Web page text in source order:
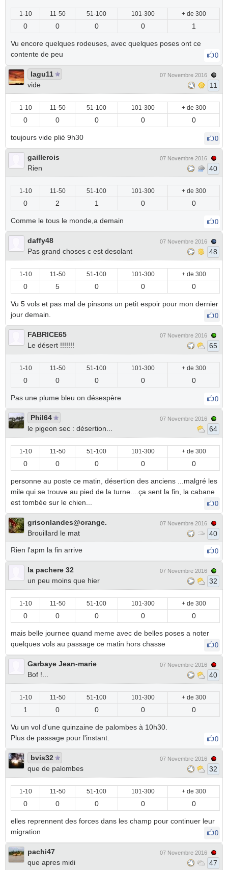
1-10 11-50 51-100 101-300 + de 300
0 0 0 0 1
Vu encore quelques rodeuses, avec quelques poses ont ce
contente de peu
0
lagu11
vide
07 Novembre 2016
11
1-10 11-50 51-100 101-300 + de 300
0 0 0 0 0
toujours vide plié 9h30 0
gaillerois
Rien
07 Novembre 2016
40
1-10 11-50 51-100 101-300 + de 300
0 2 1 0 0
Comme le tous le monde,a demain 0
daffy48
Pas grand choses c est desolant
07 Novembre 2016
48
1-10 11-50 51-100 101-300 + de 300
0 5 0 0 0
Vu 5 vols et pas mal de pinsons un petit espoir pour mon dernier
jour demain.
0
FABRICE65
Le désert !!!!!!!
07 Novembre 2016
65
1-10 11-50 51-100 101-300 + de 300
0 0 0 0 0
Pas une plume bleu on désespère 0
Phil64
le pigeon sec : désertion...
07 Novembre 2016
64
1-10 11-50 51-100 101-300 + de 300
0 0 0 0 0
personne au poste ce matin, désertion des anciens ...malgré les
mile qui se trouve au pied de la turne....ça sent la fin, la cabane
est tombée sur le chien...
0
grisonlandes@orange.
Brouillard le mat
07 Novembre 2016
40
Rien l'apm la fin arrive
0
la pachere 32
un peu moins que hier
07 Novembre 2016
32
1-10 11-50 51-100 101-300 + de 300
0 0 0 0 0
mais belle journee quand meme avec de belles poses a noter
quelques vols au passage ce matin hors chasse
0
Garbaye Jean-marie
Bof !...
07 Novembre 2016
40
1-10 11-50 51-100 101-300 + de 300
1 0 0 0 0
Vu un vol d'une quinzaine de palombes à 10h30.
Plus de passage pour l'instant.
0
bvis32
que de palombes
07 Novembre 2016
32
1-10 11-50 51-100 101-300 + de 300
0 0 0 0 0
elles reprennent des forces dans les champ pour continuer leur
migration
0
pachi47
que apres midi
07 Novembre 2016
47